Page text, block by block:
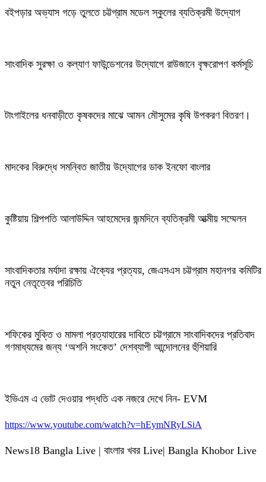
বইপড়ার অভ্যাস গড়ে তুলতে চট্টগ্রাম মডেল স্কুলের ব্যতিক্রমী উদ্যোগ
সাংবাদিক সুরক্ষা ও কল্যাণ ফাউন্ডেশনের উদ্যোগে রাউজানে বৃক্ষরোপণ কর্মসূচি
টাংগাইলের ধনবাড়ীতে কৃষকদের মাঝে আমন মৌসুমের কৃষি উপকরণ বিতরণ।
মাদকের বিরুদ্ধে সমন্বিত জাতীয় উদ্যোগের ডাক ইনফো বাংলার
কুষ্টিয়ায় শিল্পপতি আলাউদ্দিন আহমেদের জন্মদিনে ব্যতিক্রমী আত্মীয় সম্মেলন
সাংবাদিকতার মর্যাদা রক্ষায় ঐক্যের প্রত্যয়, জেএসএস চট্টগ্রাম মহানগর কমিটির
নতুন নেতৃত্বের পরিচিতি
শফিকের মুক্তি ও মামলা প্রত্যাহারের দাবিতে চট্টগ্রামে সাংবাদিকদের প্রতিবাদ
গণমাধ্যমের জন্য ‘অশনি সংকেত’ দেশব্যাপী আন্দোলনের হুঁশিয়ারি
ইভিএম এ ভোট দেওয়ার পদ্ধতি এক নজরে দেখে নিন- EVM
https://www.youtube.com/watch?v=hEymNRyLSiA
News18 Bangla Live | বাংলার খবর Live| Bangla Khobor Live